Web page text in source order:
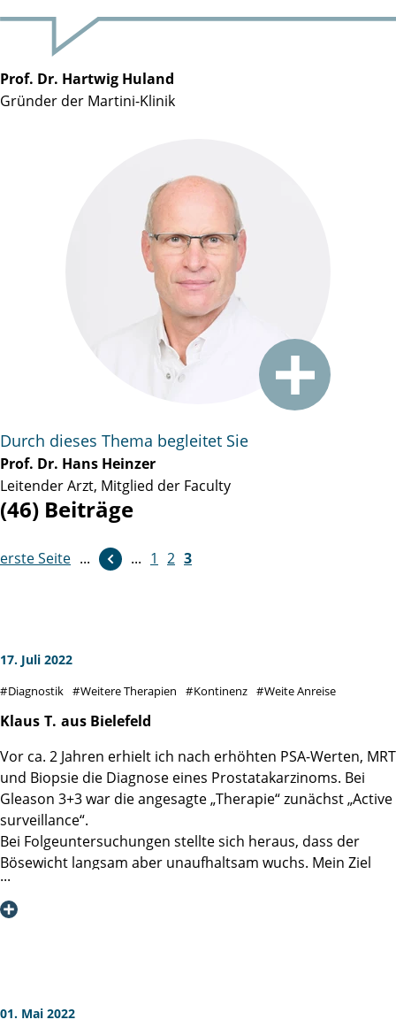
Prof. Dr. Hartwig Huland
Gründer der Martini-Klinik
Durch dieses Thema begleitet Sie
Prof. Dr. Hans Heinzer
Leitender Arzt, Mitglied der Faculty
(46) Beiträge
erste Seite ... ... 1 2 3
17. Juli 2022
Diagnostik Weitere Therapien Kontinenz Weite Anreise
Klaus T. aus Bielefeld
Vor ca. 2 Jahren erhielt ich nach erhöhten PSA-Werten, MRT
und Biopsie die Diagnose eines Prostatakarzinoms. Bei
Gleason 3+3 war die angesagte „Therapie“ zunächst „Active
surveillance“.
Bei Folgeuntersuchungen stellte sich heraus, dass der
Bösewicht langsam aber unaufhaltsam wuchs. Mein Ziel
war die Vermeidung einer Prostatektomie, weil einige
Freunde (die Hälfte meines männlichen Bekanntenkreises
3+4, PSA 5,8. Eine Fokale Therapie kam wegen der Lage des
01. Mai 2022